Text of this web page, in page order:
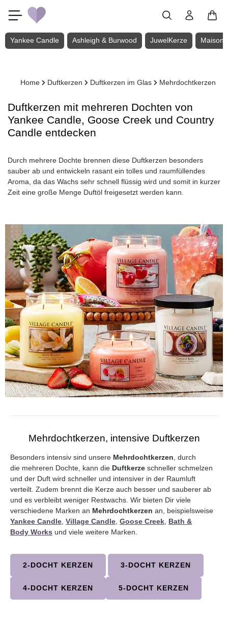
Zum Hauptinhalt springen
Yankee Candle Ashleigh & Burwood JuwelKerze Maison
Home Duftkerzen Duftkerzen im Glas Mehrdochtkerzen
Duftkerzen mit mehreren Dochten von
Yankee Candle, Goose Creek und Country
Candle entdecken
Durch mehrere Dochte brennen diese Duftkerzen besonders
sauber ab und entwickeln rasant ein tolles und raumfüllendes
Aroma, da das Wachs sehr schnell flüssig wird und somit in kurzer
Zeit eine große Menge Duftöl freigesetzt werden kann.
Mehrdochtkerzen, intensive Duftkerzen
Besonders intensiv sind unsere Mehrdochtkerzen , durch
die mehreren Dochte, kann die Duftkerze schneller schmelzen
und der Duft wird schneller und intensiver in der Raumluft
verteilt. Zudem brennt die Kerze auch besser und sauberer ab
und es verbleibt weniger Restwachs. Wir bieten Dir viele
verschiedene Marken an Mehrdochtkerzen an, beispielsweise
Yankee Candle Village Candle Goose Creek Bath &
Body Works und viele weitere Marken.
2-DOCHT KERZEN 3-DOCHT KERZEN
4-DOCHT KERZEN 5-DOCHT KERZEN